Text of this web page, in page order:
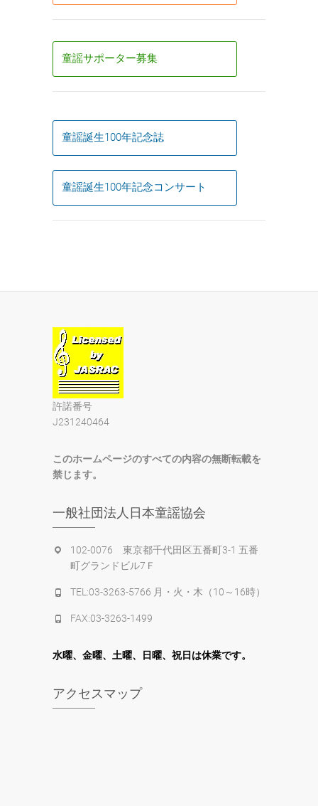
童謡サポーター募集
童謡誕生100年記念誌
童謡誕生100年記念コンサート
許諾番号
J231240464
このホームページのすべての内容の無断転載を
禁じます。
一般社団法人日本童謡協会
102-0076 東京都千代田区五番町3-1 五番
町グランドビル7Ｆ
TEL:03-3263-5766 月・火・木（10～16時）
FAX:03-3263-1499
水曜、金曜、土曜、日曜、祝日は休業です。
アクセスマップ